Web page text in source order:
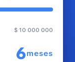
$ 10 000 000
meses